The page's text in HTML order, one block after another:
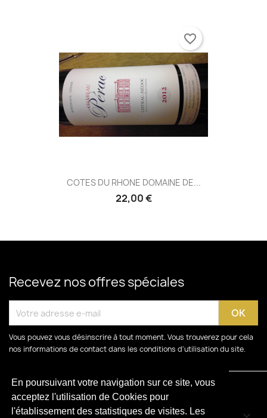
En poursuivant votre navigation sur ce site, vous
acceptez l'utilisation de Cookies pour
l'établissement des statistiques de visites. Les
COTES DU RHONE DOMAINE DE...
22,00 €
favorite_border
Recevez nos offres spéciales
Vous pouvez vous désinscrire à tout moment. Vous trouverez pour cela
nos informations de contact dans les conditions d'utilisation du site.
CATÉGORIES